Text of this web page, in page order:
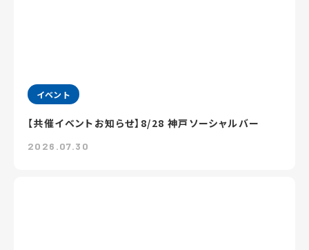
イベント
【共催イベントお知らせ】8/28 神戸ソーシャルバー
2026.07.30